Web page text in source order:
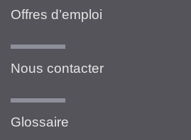
Offres d’emploi
Nous contacter
Glossaire